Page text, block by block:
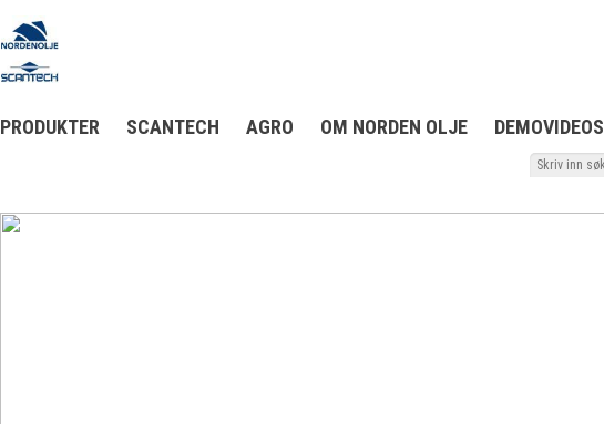
PRODUKTER SCANTECH AGRO OM NORDEN OLJE DEMOVIDEOS